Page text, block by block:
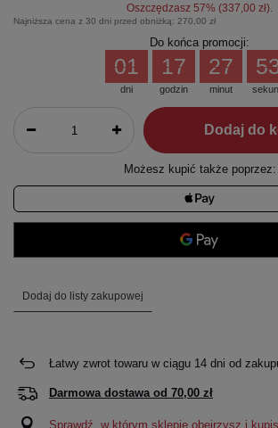
Oszczędzasz 57% (337,00 zł).
Najniższa cena z 30 dni przed obniżką: 270,00 zł
Do końca promocji:
dni
01
godzin
17
minut
27
Dodaj do
Możesz kupić także poprzez:
Dodaj do listy zakupowej
Łatwy zwrot towaru w ciągu 14 dni od
Darmowa dostawa od 70,00 zł
Sprawdź, w którym sklepie obejrzysz i